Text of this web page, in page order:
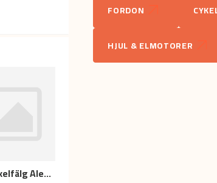
Fälg / cykelfälg Alexrims DH19 / 700C 28" / 13G x 36H
nameNamn
FORDON
HJUL & ELMOTORER